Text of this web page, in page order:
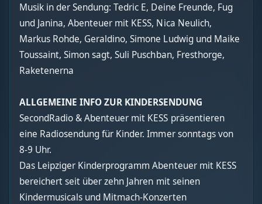
Musik in der Sendung: Tedric E, Deine Freunde, Fug
und Janina, Abenteuer mit KESS, Nica Neulich,
Markus Rohde, Geraldino, Simone Ludwig und Maike
Toussaint, Simon sagt, Suli Puschban, Fresthorge,
Raketenerna
ALLGEMEINE INFO ZUR KINDERSENDUNG
SecondRadio & Abenteuer mit KESS präsentieren
eine Radiosendung für Kinder. Immer sonntags von
8-9 Uhr.
Das Leipziger Kinderprogramm Abenteuer mit KESS
bereichert seit über zehn Jahren mit seinen
Kindermusicals und Mitmach-Konzerten